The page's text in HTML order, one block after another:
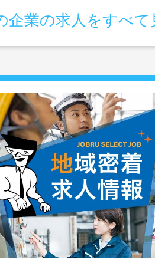
円支給（半期の欠勤が５日
企業の求人をすべて